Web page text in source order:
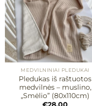
MEDVILNINIAI PLEDUKAI
Pledukas iš raštuotos
medvilnės – muslino,
„Smėlio” (80x110cm)